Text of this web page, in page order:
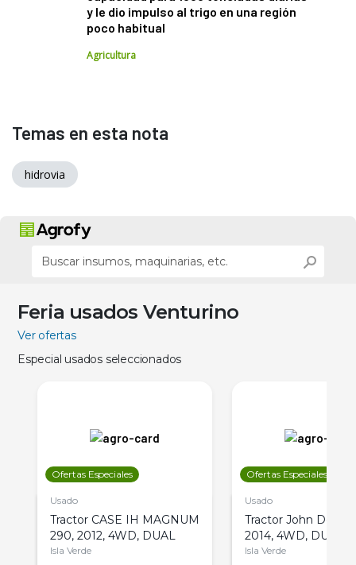
y le dio impulso al trigo en una región
poco habitual
Agricultura
Temas en esta nota
hidrovia
Feria usados Venturino
Ver ofertas
Especial usados seleccionados
Ofertas Especiales
Usado
Tractor CASE IH MAGNUM
290, 2012, 4WD, DUAL
Isla Verde
Ofertas Especiales
Usado
Tractor John Deere
2014, 4WD, DUAL
Isla Verde